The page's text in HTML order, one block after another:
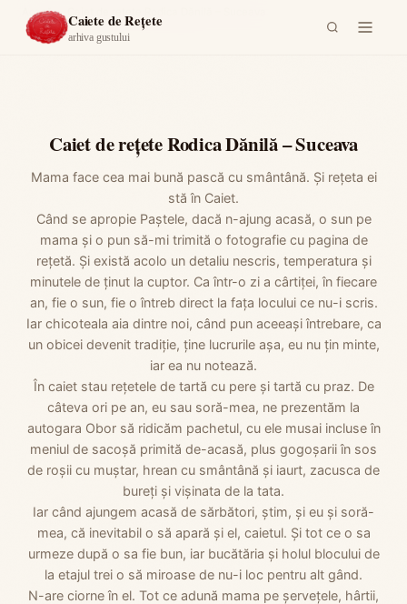
Caiete de Rețete
arhiva gustului
Acasă ›
Caiet de reţete Rodica Dănilă – Suceava
Mama face cea mai bună pască cu smântână. Și rețeta ei
stă în Caiet.
Când se apropie Paștele, dacă n-ajung acasă, o sun pe
mama și o pun să-mi trimită o fotografie cu pagina de
rețetă. Și există acolo un detaliu nescris, temperatura și
minutele de ținut la cuptor. Ca într-o zi a cârtiței, în fiecare
an, fie o sun, fie o întreb direct la fața locului ce nu-i scris.
Iar chicoteala aia dintre noi, când pun aceeași întrebare, ca
un obicei devenit tradiție, ține lucrurile așa, eu nu țin minte,
iar ea nu notează.
În caiet stau rețetele de tartă cu pere și tartă cu praz. De
câteva ori pe an, eu sau soră-mea, ne prezentăm la
autogara Obor să ridicăm pachetul, cu ele musai incluse în
meniul de sacoșă primită de-acasă, plus gogoșarii în sos
de roșii cu muștar, hrean cu smântână și iaurt, zacusca de
bureți și vișinata de la tata.
Iar când ajungem acasă de sărbători, știm, și eu și soră-
mea, că inevitabil o să apară și el, caietul. Și tot ce o sa
urmeze după o sa fie bun, iar bucătăria și holul blocului de
la etajul trei o să miroase de nu-i loc pentru alt gând.
N-are ciorne în el. Tot ce adună mama pe șervețele, hârtii,